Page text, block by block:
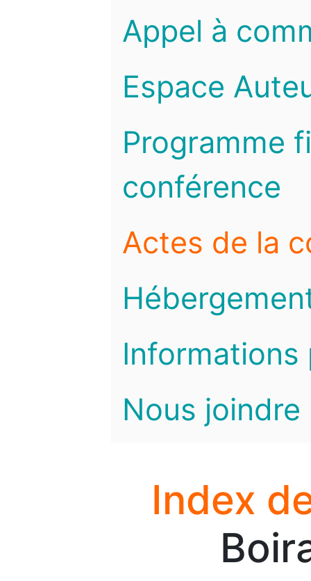
Appel à
Espace
Programme
conférence
Actes de la
Informations
Nous joindre
Index